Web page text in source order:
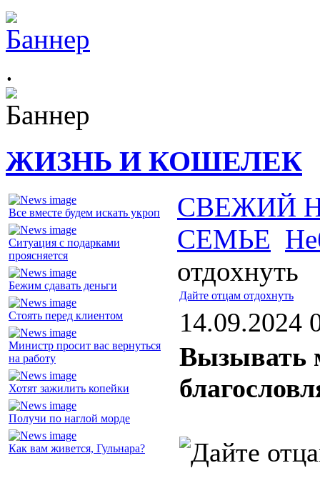
.
ЖИЗНЬ И КОШЕЛЕК
Все вместе будем искать укроп
Ситуация с подарками
проясняется
Бежим сдавать деньги
Стоять перед клиентом
Министр просит вас вернуться
на работу
Хотят зажилить копейки
Получи по наглой морде
Как вам живется, Гульнара?
СВЕЖИЙ
СЕМЬЕ
отдохнуть
Дайте отцам отдохнуть
14.09.2024
Вызывать